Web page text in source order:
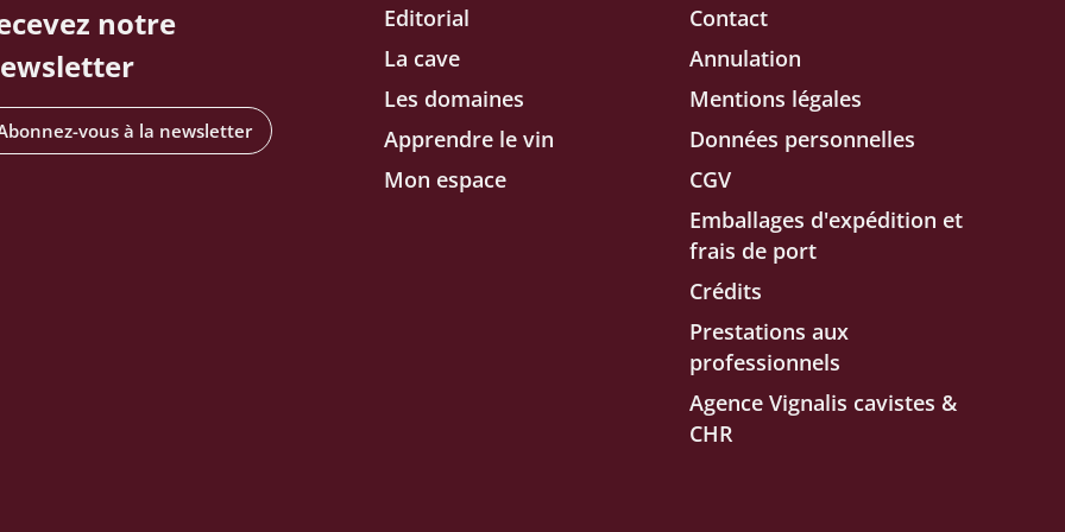
notre
vous à la newsletter
Editorial
La cave
Les domaines
Apprendre le vin
Mon espace
Contact
Annulation
Mentions légales
Données personnelles
CGV
Emballages d'expédition et
frais de port
Crédits
Prestations aux
professionnels
Agence Vignalis cavistes &
CHR